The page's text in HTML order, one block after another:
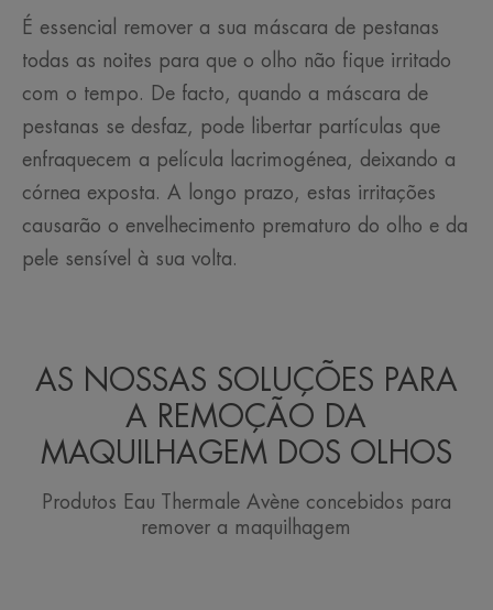
É essencial remover a sua máscara de pestanas
todas as noites para que o olho não fique irritado
com o tempo. De facto, quando a máscara de
pestanas se desfaz, pode libertar partículas que
enfraquecem a película lacrimogénea, deixando a
córnea exposta. A longo prazo, estas irritações
causarão o envelhecimento prematuro do olho e da
pele sensível à sua volta.
AS NOSSAS SOLUÇÕES PARA
A REMOÇÃO DA
MAQUILHAGEM DOS OLHOS
Produtos Eau Thermale Avène concebidos para
remover a maquilhagem